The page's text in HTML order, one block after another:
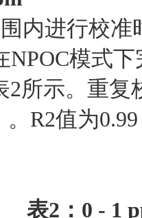
内进行校
NPOC模式
2所示。重
。R2值为
表2：0 - 1